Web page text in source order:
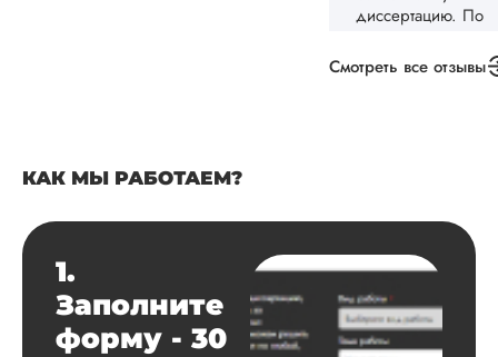
Читать полный
2025-03-15
спасибо за
сам подобрал
Смотреть все отзывы
КАК МЫ РАБОТАЕМ?
1.
Заполните
форму - 30